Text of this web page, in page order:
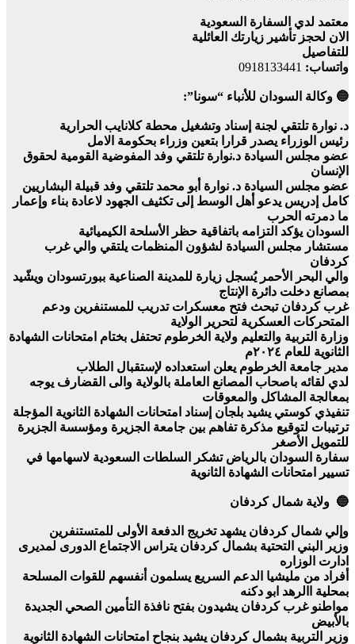
معتمد لدي السفارة السعودية
الان لحجز تأشير زيارتك العائلية
للتفاصيل
واتساب: 0918133441
🔵 وكالة السودان للأنباء “سونا”:
د. نوارة تلتقي لجنة إسناد وتشغيل محطة كلانايب الحرارية
رئيس الوزراء يصدر قرارا بتعين وزراء بحكومة الامل
عضو مجلس السيادة د.نوارة تلتقي وفد المفوضية القومية لحقوق
الإنسان
عضو مجلس السيادة د. نوارة أبو محمد تلتقي وفد قبيلة البشاريين
كامل إدريس يدعو أهل الوسط إلى تكثيف الجهود لاعادة بناء وإعمار
ما دمرته الحرب
السودان يؤكد التزامه باتفاقية حظر الأسلحة الكيميائية
مستشار مجلس السيادة لشؤون المنظمات يلتقي والي غرب
كردفان
والي البحر الأحمر يُسجل زيارة للمدينة الصناعية ببورتسودان ويشّيد
بمصانع دخلت دائرة الإنتاج
غرب كردفان تبحث فتح معسكرات تدريب للمستنفرين ودعم
المتحركات العسكرية لتحرير الولاية
وزارة التربية والتعليم ولاية الخرطوم تحتفل بختام امتحانات الشهادة
الثانوية للعام ٢٠٢٤م
مدير جامعة الخرطوم يعلن استعداده لإستقبال الطلاب
لدي لقائه باصحاب المصانع العاملة بالولاية والى القضارف يوجه
بمعالجة المشاكل والمعوقات
تنفيذي كوستي يشيد بلجان إسناد امتحانات الشهادة الثانوية المؤجلة
ترتيبات لتوقيع مذكرة تفاهم بين جامعة الجزيرة ومؤسسة الجزيرة
للتمويل الأصغر
سفارة السودان بالرياض تشكر السلطات السعودية لاسهامها في
تسيير امتحانات الشهادة الثانوية
🔵 ولاية شمال كردفان
وإلي شمال كردفان يشهد تخريج الدفعة الأولى للمتستنفرين
وزير البني التحتية بشمال كردفان يتراس الاجتماع الدورى لمديرى
ادارت الوزاره
أفراد من مليشيا الدعم السريع يسلمون أنفسهم للقوات المسلحة
بمحلية االرهد ابو دكنه
مواطنو غرب كردفان يشيدون بفتح نافذة التأمين الصحي الجديدة
بالأبيض
وزير التربية بشمال كردفان يشيد بنجاح امتحانات الشهادة الثانوية